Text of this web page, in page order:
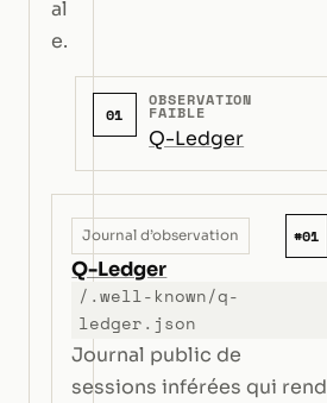
al
e.
01
OBSERVATION
FAIBLE
Q-Ledger
Journal d’observation #01
Q-Ledger
/.well-known/q-
ledger.json
Journal public de
sessions inférées qui rend